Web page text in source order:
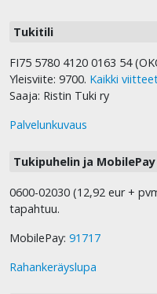
Tukitili
FI75 5780 4120 0163 54
Yleisviite: 9700. Kaikki
Saaja: Ristin Tuki ry
Palvelunkuvaus
Tukipuhelin ja MobilePay
0600-02030 (12,92 eur +
tapahtuu.
MobilePay: 91717
Rahankeräyslupa